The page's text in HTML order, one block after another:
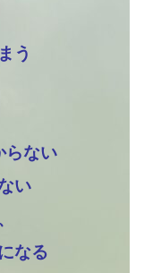
う
らない
い
なる